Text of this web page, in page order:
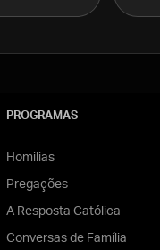
PROGRAMAS
Homilias
Pregações
A Resposta Católica
Conversas de Família